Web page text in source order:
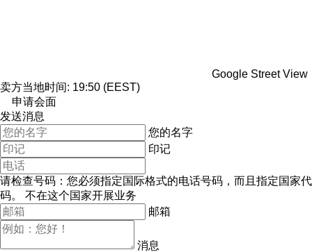
Google Street View
卖方当地时间: 19:50 (EEST)
申请会面
发送消息
您的名字
印记
请检查号码：您必须指定国际格式的电话号码，而且指定国家代
码。
不在这个国家开展业务
邮箱
消息